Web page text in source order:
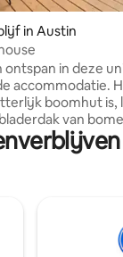
4,97 op 5, 128
in Austin
ontspan in deze
accommodatie.
boomhut is,
van
rustige heuvel.
huis is ontworpen
prachtig uitzicht
van een